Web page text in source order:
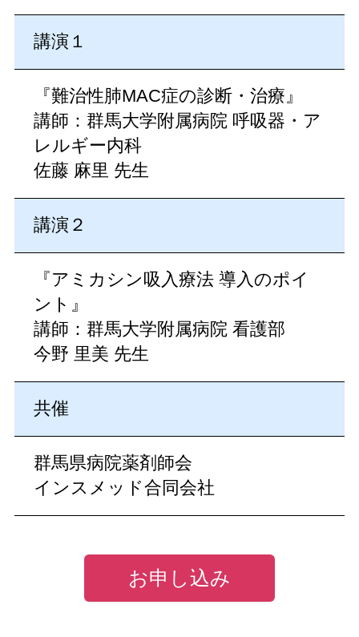
講演１
『難治性肺MAC症の診断・治療』
講師：群馬大学附属病院 呼吸器・ア
レルギー内科
佐藤 麻里 先生
講演２
『アミカシン吸入療法 導入のポイ
ント』
講師：群馬大学附属病院 看護部
今野 里美 先生
共催
群馬県病院薬剤師会
インスメッド合同会社
お申し込み